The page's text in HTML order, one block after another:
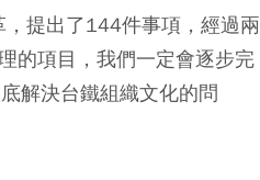
提出了144件事項，經過兩
的項目，我們一定會逐步完
解決台鐵組織文化的問